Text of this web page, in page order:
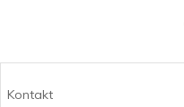
Kontakt